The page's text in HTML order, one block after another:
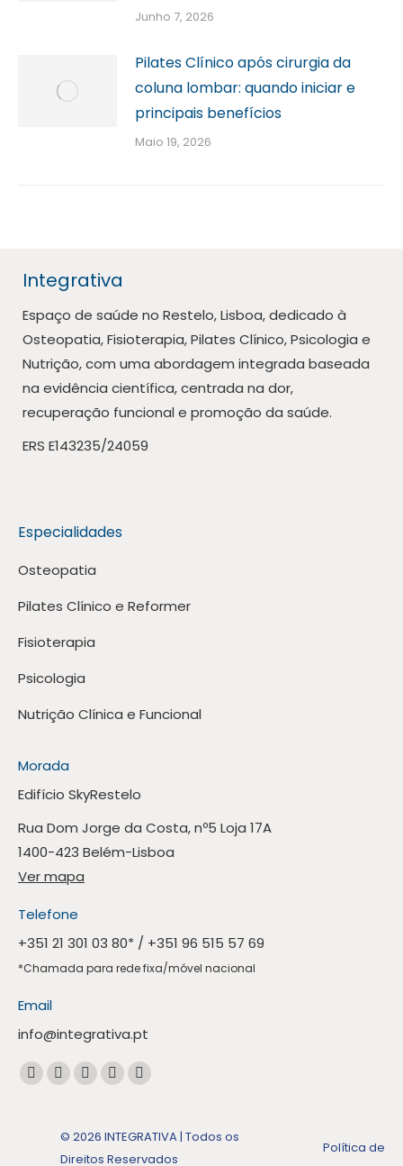
Junho 7, 2026
Pilates Clínico após cirurgia da
coluna lombar: quando iniciar e
principais benefícios
Maio 19, 2026
Integrativa
Espaço de saúde no Restelo, Lisboa, dedicado à
Osteopatia, Fisioterapia, Pilates Clínico, Psicologia e
Nutrição, com uma abordagem integrada baseada
na evidência científica, centrada na dor,
recuperação funcional e promoção da saúde.
ERS E143235/24059
Especialidades
Osteopatia
Pilates Clínico e Reformer
Fisioterapia
Psicologia
Nutrição Clínica e Funcional
Morada
Edifício SkyRestelo
Rua Dom Jorge da Costa, nº5 Loja 17A
1400-423 Belém-Lisboa
Ver mapa
Telefone
+351 21 301 03 80* / +351 96 515 57 69
*Chamada para rede fixa/móvel nacional
Email
info@integrativa.pt
Encontre-nos em:
A
Facebook
abre
A
Linkedin
abre
A
Instagram
abre
A
Mail
abre
A
Whatsapp
abre
© 2026 INTEGRATIVA | Todos os
Direitos Reservados
Política de